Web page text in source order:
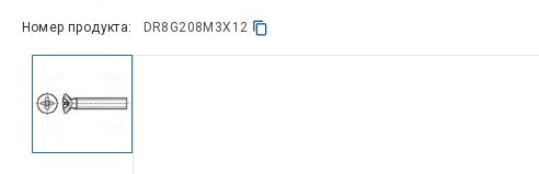
Номер продукта: DR8G208M3X12